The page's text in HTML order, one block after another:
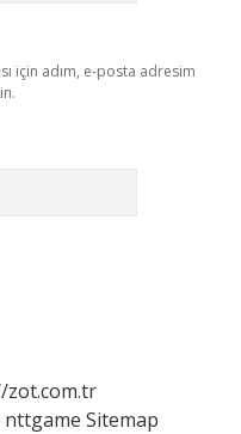
için adım, e-posta adresim
zot.com.tr
nttgame Sitemap